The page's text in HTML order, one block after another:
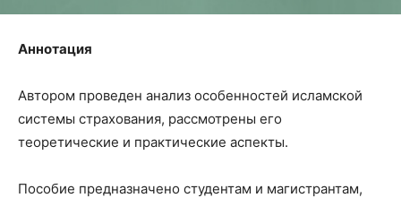
Аннотация
Автором проведен анализ особенностей исламской
системы страхования, рассмотрены его
теоретические и практические аспекты.
Пособие предназначено студентам и магистрантам,